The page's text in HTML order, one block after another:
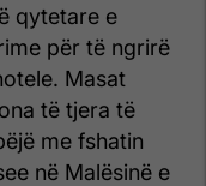
qytetare e
për të ngrirë
Masat
të tjera të
me fshatin
në Malësinë e